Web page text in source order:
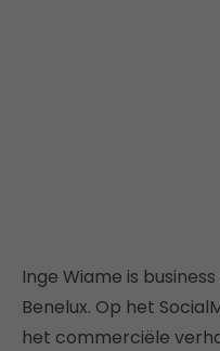
Inge Wiame is
Benelux. Op het
het commerciële